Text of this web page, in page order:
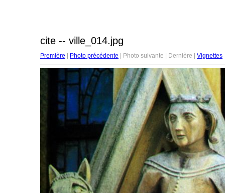
cite -- ville_014.jpg
Première Photo précédente | Photo suivante | Dernière | Vignettes